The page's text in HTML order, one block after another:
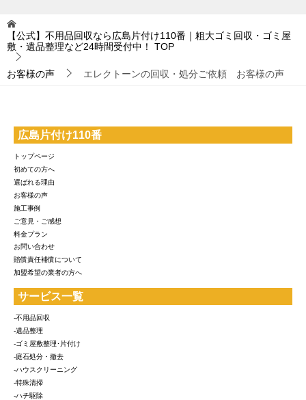
【公式】不用品回収なら広島片付け110番｜粗大ゴミ回収・ゴミ屋
敷・遺品整理など24時間受付中！
TOP
お客様の声 エレクトーンの回収・処分ご依頼 お客様の声
広島片付け110番
トップページ
初めての方へ
選ばれる理由
お客様の声
施工事例
ご意見・ご感想
料金プラン
お問い合わせ
賠償責任補償について
加盟希望の業者の方へ
サービス一覧
-不用品回収
-遺品整理
-ゴミ屋敷整理･片付け
-庭石処分・撤去
-ハウスクリーニング
-特殊清掃
-ハチ駆除